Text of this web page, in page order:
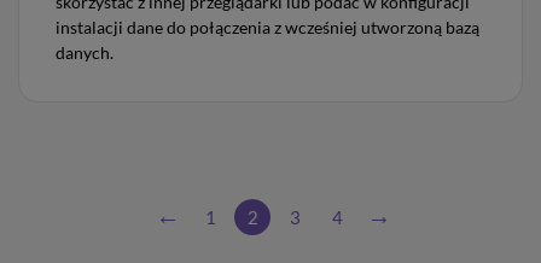
instalacji dane do połączenia z wcześniej utworzoną bazą
danych.
1 2 3 4